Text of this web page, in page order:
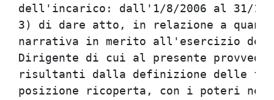
dell'incarico: dall'1/8/2006 al 31/12/
3) di dare atto, in relazione a
narrativa in merito all'esercizio
Dirigente di cui al presente
risultanti dalla definizione delle
posizione ricoperta, con i poteri